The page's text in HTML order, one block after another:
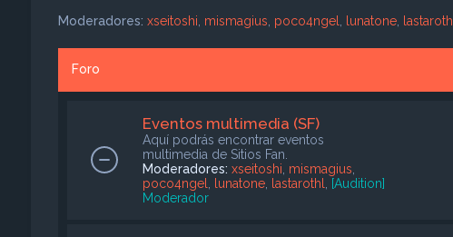
Moderadores: xseitoshi mismagius poco4ngel lunatone, lastarothl
Foro
Eventos multimedia (SF)
Aquí podrás encontrar eventos
multimedia de Sitios Fan.
Moderadores: xseitoshi mismagius
poco4ngel
lunatone, lastarothl
[Audition]
Moderador